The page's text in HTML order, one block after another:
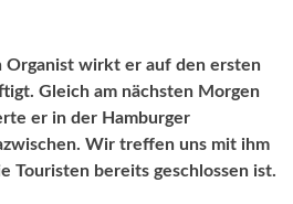
Organist wirkt er auf den ersten
Gleich am nächsten Morgen
er in der Hamburger
Wir treffen uns mit ihm
Touristen bereits geschlossen ist.